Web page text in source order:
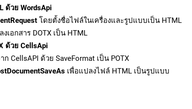
ด้วย WordsApi
โดยตั้งชื่อไฟล์ในเครื่องและรูปแบบเป็น HTML
เอกสาร DOTX เป็น HTML
ด้วย CellsApi
ก CellsAPI ด้วย SaveFormat เป็น POTX
เพื่อแปลงไฟล์ HTML เป็นรูปแบบ